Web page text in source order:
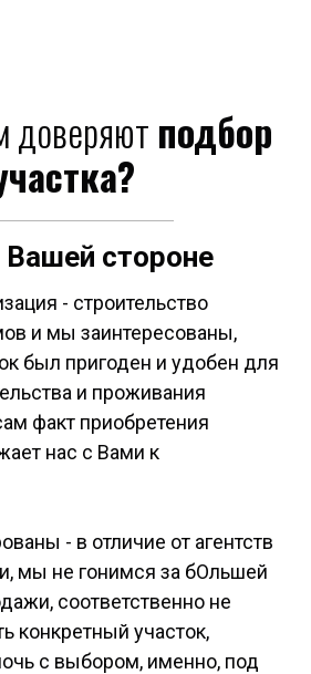
доверяютподбор
стороне
- строительство
и мы заинтересованы,
был пригоден и удобен для
и проживания
факт приобретения
нас с Вами к
- в отличие от агентств
мы не гонимся за бОльшей
соответственно не
конкретный участок,
с выбором, именно, под